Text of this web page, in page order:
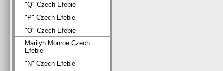
"Q" Czech Efebie
"P" Czech Efebie
"O" Czech Efebie
Marilyn Monroe Czech
Efebie
"N" Czech Efebie